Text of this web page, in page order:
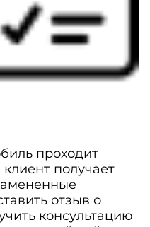
проходит
получает
отзыв о
консультацию